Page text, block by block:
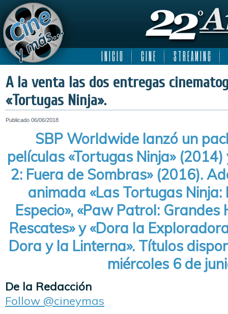
I N I C I O C I N E S T R E A M I N G
A la venta las dos entregas
«Tortugas Ninja».
Publicado 06/06/2018
SBP Worldwide lanzó un
películas «Tortugas Ninja»
2: Fuera de Sombras» (2016).
animada «Las Tortugas Ninja:
Especio», «Paw Patrol: Grandes
Rescates» y «Dora la
Dora y la Linterna». Títulos
miércoles 6 de
De la Redacción
Follow @cineymas